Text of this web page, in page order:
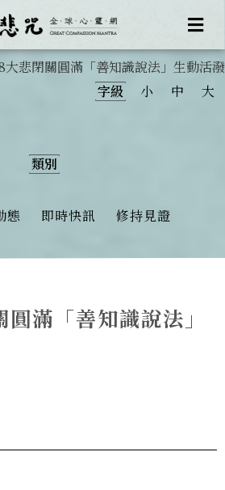
大悲閉關圓滿「善知識說法」生動活潑
字級
小 中 大
類別
態 即時快訊 修持見證
滿「善知識說法」